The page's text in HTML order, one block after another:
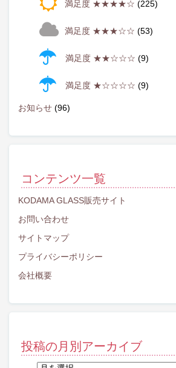
満足度 ★★★★☆ (225)
満足度 ★★★☆☆ (53)
満足度 ★★☆☆☆ (9)
満足度 ★☆☆☆☆ (9)
お知らせ (96)
コンテンツ一覧
KODAMA GLASS販売サイト
お問い合わせ
サイトマップ
プライバシーポリシー
会社概要
投稿の月別アーカイブ